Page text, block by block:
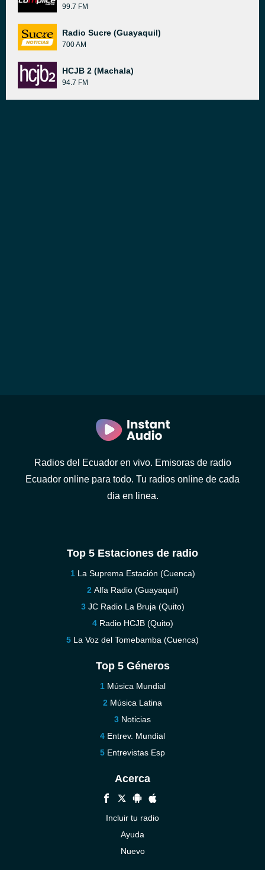
99.7 FM
Radio Sucre (Guayaquil)
700 AM
HCJB 2 (Machala)
94.7 FM
Radios del Ecuador en vivo. Emisoras de radio
Ecuador online para todo. Tu radios online de cada
dia en linea.
Top 5 Estaciones de radio
La Suprema Estación (Cuenca)
Alfa Radio (Guayaquil)
JC Radio La Bruja (Quito)
Radio HCJB (Quito)
La Voz del Tomebamba (Cuenca)
Top 5 Géneros
Música Mundial
Música Latina
Noticias
Entrev. Mundial
Entrevistas Esp
Acerca
Incluir tu radio
Ayuda
Nuevo